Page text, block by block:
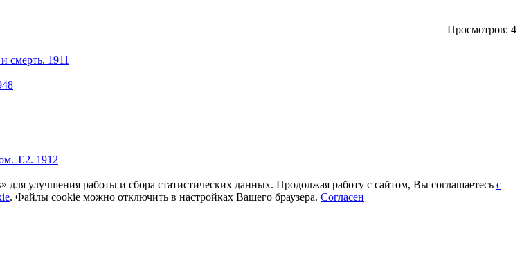
Просмотров: 4
смерть. 1911
Т.2. 1912
для улучшения работы и сбора статистических данных. Продолжая работу с сайтом, Вы соглашаетесь с
. Файлы cookie можно отключить в настройках Вашего браузера. Согласен